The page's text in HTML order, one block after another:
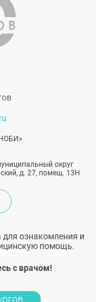
округ
д. 27, помещ. 13Н
для ознакомления и
помощь.
с врачом!